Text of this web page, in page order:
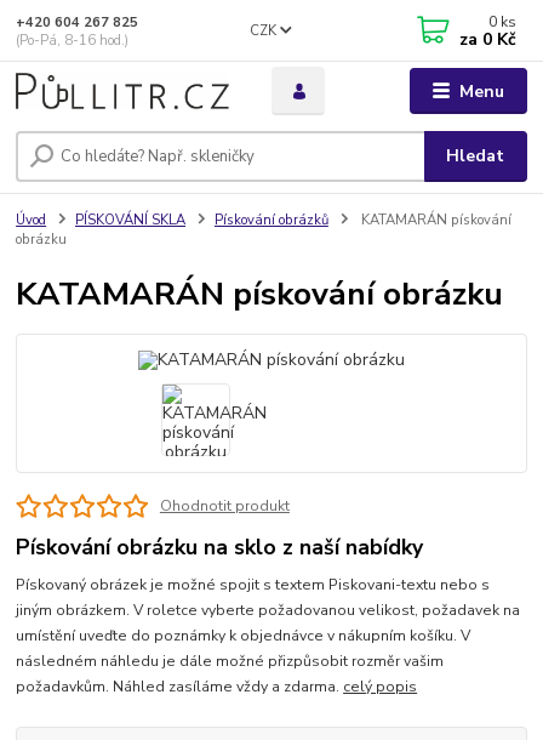
Menu
CZK
Hledat
+420 604 267 825
(Po-Pá, 8-16 hod.)
0 ks
za 0 Kč
Úvod PÍSKOVÁNÍ SKLA Pískování obrázků
KATAMARÁN pískování
obrázku
KATAMARÁN pískování obrázku
Ohodnotit produkt
Pískování obrázku na sklo z naší nabídky
Pískovaný obrázek je možné spojit s textem Piskovani-textu nebo s
jiným obrázkem. V roletce vyberte požadovanou velikost, požadavek na
umístění uveďte do poznámky k objednávce v nákupním košíku. V
následném náhledu je dále možné přizpůsobit rozměr vašim
požadavkům. Náhled zasíláme vždy a zdarma. celý popis